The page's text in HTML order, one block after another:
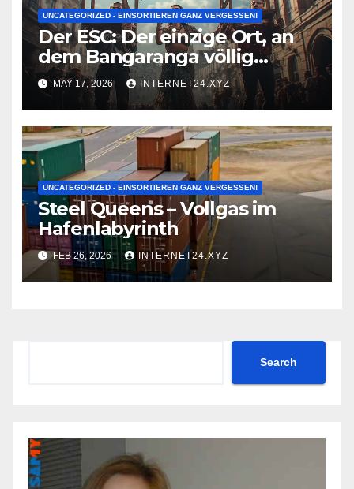
UNCATEGORIZED - EINSORTIEREN GANZ VERGESSEN!
Der ESC: Der einzige Ort, an
dem Bangaranga völlig
normal wirkt!
MAY 17, 2026 INTERNET24.XYZ
UNCATEGORIZED - EINSORTIEREN GANZ VERGESSEN!
Steel Queens – Vollgas im
Hafenlabyrinth
FEB 26, 2026 INTERNET24.XYZ
Search